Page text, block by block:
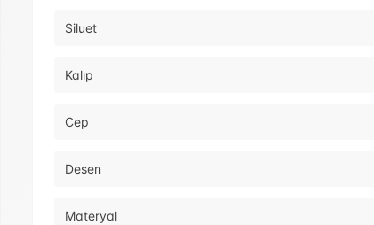
Siluet
Kalıp
Cep
Desen
Materyal